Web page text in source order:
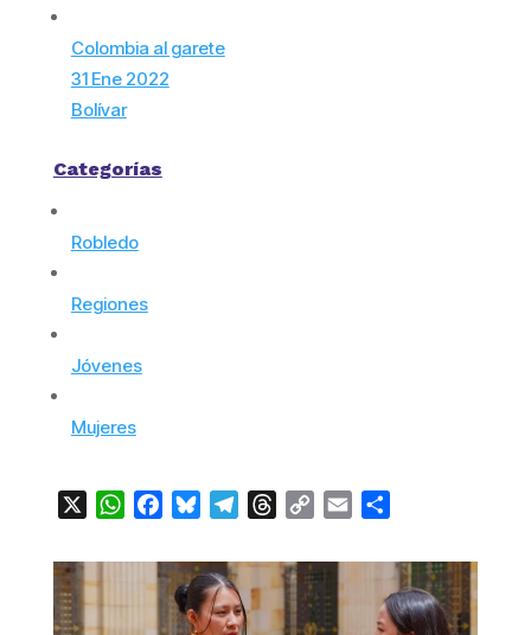
Colombia al garete
31 Ene 2022
Bolívar
Categorías
Robledo
Regiones
Jóvenes
Mujeres
WhatsApp
FacebookBlueskyTelegramThreads
Copy Email